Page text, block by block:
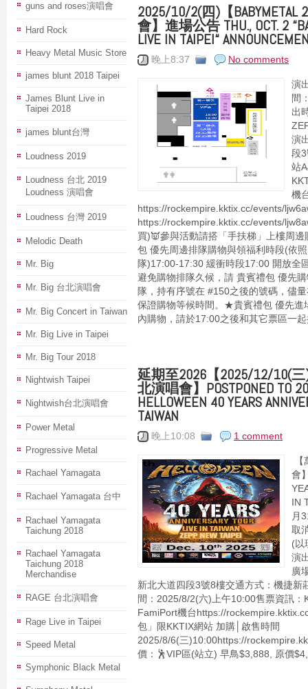
guns and roses演唱會
Hard Rock
Heavy Metal Music Store
james blunt 2018 Taipei
James Blunt Live in
Taipei 2018
james blunt台灣
Loudness 2019
Loudness 台北 2019
Loudness 演唱會
Loudness 台灣 2019
Melodic Death
Mr. Big
Mr. Big 台北演唱會
Mr. Big Concert in Taiwan
Mr. Big Live in Taipei
Mr. Big Tour 2018
Nightwish Taipei
Nightwish台北演唱會
Power Metal
Progressive Metal
Rachael Yamagata
Rachael Yamagata 台中
Rachael Yamagata
Taichung 2018
Rachael Yamagata
Taichung 2018
Merchandise
RAGE 台北演唱會
Rage Live in Taipei
Speed Metal
Symphonic Black Metal
2025/10/2(四)【
會】進場公告 THU., OCT. 2
LIVE IN TAIPEI“
晚上8:37 No comments
演
間
出
演
段
站
機
https://rockempire.kktix.cc/events/
https://rockempire.kktix.cc/events/
買)👿參與活動請搭「手扶梯」上樓周
包 優先周邊排隊購物與領福利時段(依
隊)17:00-17:30 緩衝時段17:00 開放全
避免購物排隊久候，請 貴賓禮包 優先
隊，持有序號在 #150之後的號碼，儘
保證購物等候時間。★貴賓禮包 優先進
內購物，請於17:00之後和其它票區一
延期至2026【2025/12/10(
北演唱會】POSTPONED TO
HELLOWEEN 40 YEARS
TAIWAN
晚上10:08 1 comment
【
會
IN
月
取
(以
演
廣
新北大道四段3號8樓交通方式：機捷新
間：2025/8/2(六)上午10:00售票資訊：
FamiPort機台https://
包」限KKTIX網站 加購│啟售時間
2025/8/6(三)10:00https://
價：🕺VIP區(站立) 早鳥$3,888, 原價